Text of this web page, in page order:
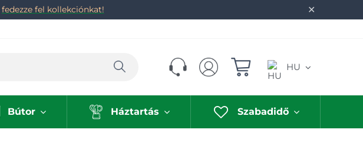
✕
fedezze fel kollekciónkat!
Keresés HU
Bútor Háztartás Szabadidő